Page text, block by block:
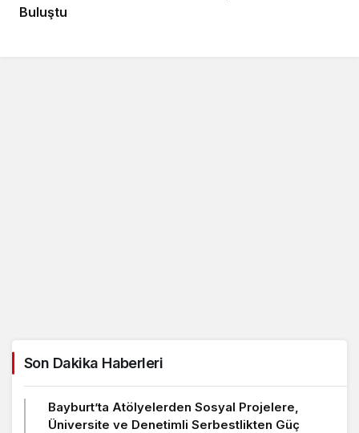
Buluştu
Son Dakika Haberleri
Bayburt’ta Atölyelerden Sosyal Projelere,
Üniversite ve Denetimli Serbestlikten Güç